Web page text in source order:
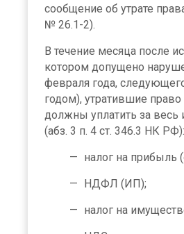
сообщение об утрате
№ 26.1-2).
В течение месяца после
котором допущено
февраля года,
годом), утратившие
должны уплатить за весь
(абз. 3 п. 4 ст. 346.3 НК РФ):
налог на прибыль
НДФЛ (ИП);
налог на